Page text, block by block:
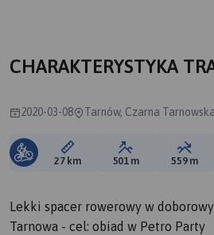
CHARAKTERYSTYKA
2020-03-08 Tarnów, Czarna Tarnowska
Długość trasy:
27 km Suma przewyższeń:
501 m Suma
559 m
Lekki spacer rowerowy w
Tarnowa - cel: obiad w Petro Party